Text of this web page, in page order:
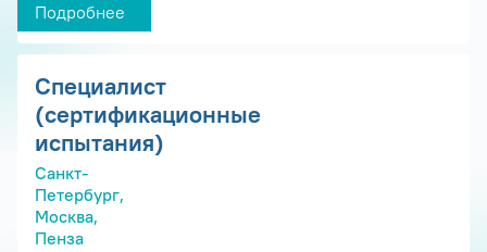
Подробнее
Специалист
(сертификационные
испытания)
Санкт-
Петербург,
Москва,
Пенза